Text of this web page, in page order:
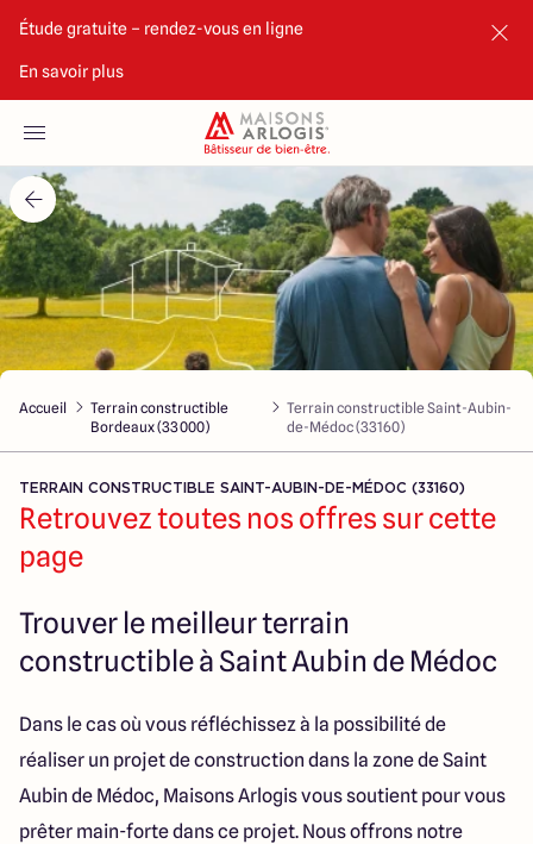
Étude gratuite – rendez-vous en ligne
En savoir plus
Nos maisons
Nos annonces
Votre projet
Maisons ARLOGIS Bordeaux Sud
286 Avenue Pasteur
33185 Le Haillan
Accueil
Terrain constructible
Bordeaux (33000)
Terrain constructible Saint-Aubin-
de-Médoc (33160)
TERRAIN CONSTRUCTIBLE SAINT-AUBIN-DE-MÉDOC (33160)
Retrouvez toutes nos offres sur cette
page
Trouver le meilleur terrain
constructible à Saint Aubin de Médoc
Dans le cas où vous réfléchissez à la possibilité de
réaliser un projet de construction dans la zone de Saint
Aubin de Médoc, Maisons Arlogis vous soutient pour vous
prêter main-forte dans ce projet. Nous offrons notre